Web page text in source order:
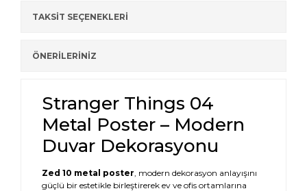
TAKSİT SEÇENEKLERİ
ÖNERİLERİNİZ
Stranger Things 04
Metal Poster – Modern
Duvar Dekorasyonu
Zed 10 metal poster, modern dekorasyon anlayışını
güçlü bir estetikle birleştirerek ev ve ofis ortamlarına